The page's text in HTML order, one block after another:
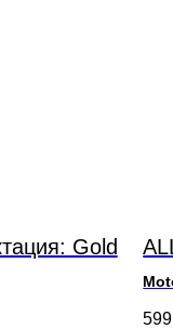
Gold